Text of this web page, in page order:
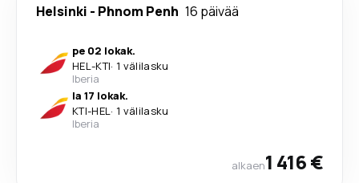
Helsinki - Phnom Penh 16 päivää
pe 02 lokak.
HEL-KTI· 1 välilasku
Iberia
la 17 lokak.
KTI-HEL· 1 välilasku
Iberia
alkaen1 416 €